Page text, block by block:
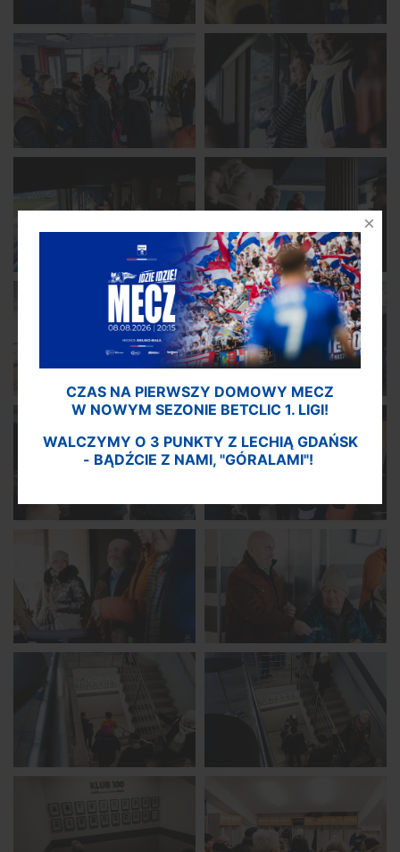
CZAS NA PIERWSZY DOMOWY MECZ
W NOWYM SEZONIE BETCLIC 1. LIGI!
WALCZYMY O 3 PUNKTY Z LECHIĄ GDAŃSK
- BĄDŹCIE Z NAMI, "GÓRALAMI"!